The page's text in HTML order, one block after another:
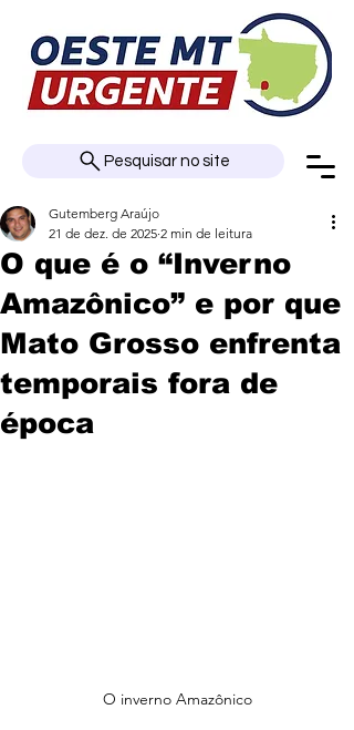
Pesquisar no site
O que é o “Inverno
Amazônico” e por que
Mato Grosso enfrenta
temporais fora de
época
Gutemberg Araújo
21 de dez. de 2025 2 min de leitura
O inverno Amazônico